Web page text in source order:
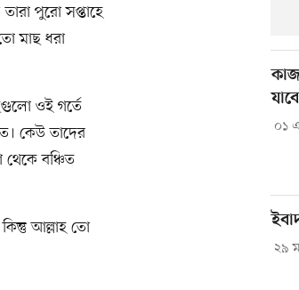
পুরো সপ্তাহে
মাছ ধরা
ওই গর্তে
কেউ তাদের
বঞ্চিত
আল্লাহ তো
যাবে
০১
২৯